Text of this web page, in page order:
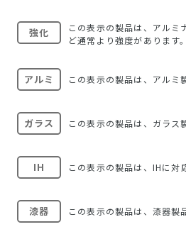
強化
この表示の製品は、アルミ
ど通常より強度があります。
アルミ この表示の製品は、アルミ
ガラス この表示の製品は、ガラス
IH この表示の製品は、IHに対
漆器 この表示の製品は、漆器製